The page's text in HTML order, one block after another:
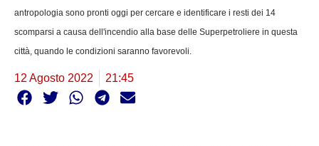
antropologia sono pronti oggi per cercare e identificare i resti dei 14
scomparsi a causa dell'incendio alla base delle Superpetroliere in questa
città, quando le condizioni saranno favorevoli.
12 Agosto 2022 21:45